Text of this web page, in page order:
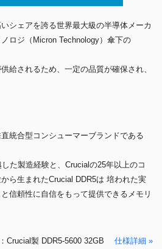
シェアを誇る世界最大級の半導体メーカ
ロジ（Micron Technology）傘下の
給されるため、一定の品質が確保され、
統合型コンシューマーブランドである
た製造経験と、Crucialの25年以上のコ
ら生まれたCrucial DDR5は 培われた実
信頼性に自信をもって提供できるメモリ
Crucial製 DDR5-5600 32GB 仕様詳細 »